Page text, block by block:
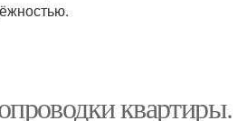
квартиры.